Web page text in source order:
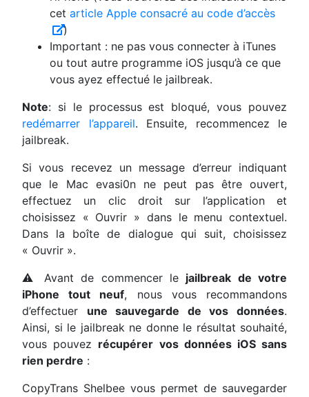
cet article Apple consacré au code d’accès
)
Important : ne pas vous connecter à iTunes
ou tout autre programme iOS jusqu’à ce que
vous ayez effectué le jailbreak.
Note: si le processus est bloqué, vous pouvez
redémarrer l’appareil. Ensuite, recommencez le
jailbreak.
Si vous recevez un message d’erreur indiquant
que le Mac evasi0n ne peut pas être ouvert,
effectuez un clic droit sur l’application et
choisissez « Ouvrir » dans le menu contextuel.
Dans la boîte de dialogue qui suit, choisissez
« Ouvrir ».
⚠️ Avant de commencer le jailbreak de votre
iPhone tout neuf, nous vous recommandons
d’effectuer une sauvegarde de vos données.
Ainsi, si le jailbreak ne donne le résultat souhaité,
vous pouvez récupérer vos données iOS sans
rien perdre :
CopyTrans Shelbee vous permet de sauvegarder